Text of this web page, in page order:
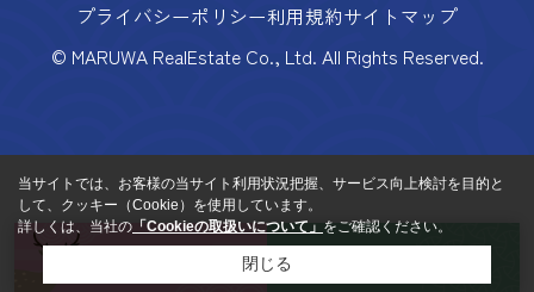
プライバシーポリシー利用規約サイトマップ
© MARUWA RealEstate Co., Ltd. All Rights Reserved.
来店予約 お問い合わせ
当サイトでは、お客様の当サイト利用状況把握、サービス向上検討を目的と
して、クッキー（Cookie）を使用しています。
詳しくは、当社の 「Cookieの取扱いについて」 をご確認ください。
閉じる